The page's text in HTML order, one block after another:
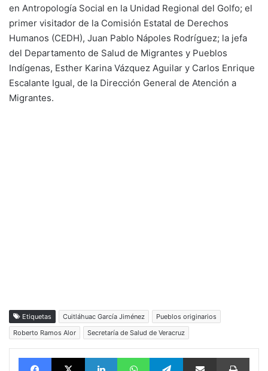
en Antropología Social en la Unidad Regional del Golfo; el
primer visitador de la Comisión Estatal de Derechos
Humanos (CEDH), Juan Pablo Nápoles Rodríguez; la jefa
del Departamento de Salud de Migrantes y Pueblos
Indígenas, Esther Karina Vázquez Aguilar y Carlos Enrique
Escalante Igual, de la Dirección General de Atención a
Migrantes.
Etiquetas Cuitláhuac García Jiménez
Pueblos originarios
Roberto Ramos Alor
Secretaría de Salud de Veracruz
FacebookX LinkedInWhatsAppTelegramvía email